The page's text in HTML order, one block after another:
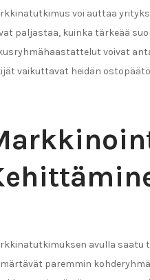
voi auttaa
paljastaa, kuinka tärkeää
voivat
vaikuttavat heidän
avulla saatu
paremmin